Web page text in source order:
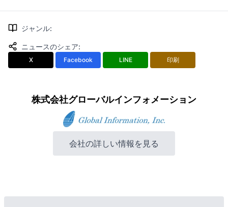
ジャンル:
ニュースのシェア:
X Facebook LINE 印刷
株式会社グローバルインフォメーション
会社の詳しい情報を見る